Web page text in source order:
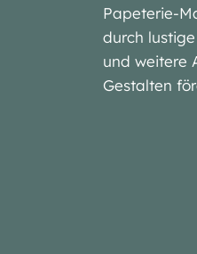
Papeterie-
durch
und weitere
Gestalten